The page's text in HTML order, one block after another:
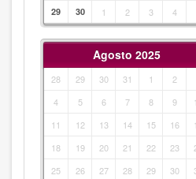
29
30 1 2 3 4
Agosto 2025
28 29 30 31 1 2
4
5 6 7 8 9
11
12 13 14 15 16
18
19 20 21 22 23
25
26 27 28 29 30